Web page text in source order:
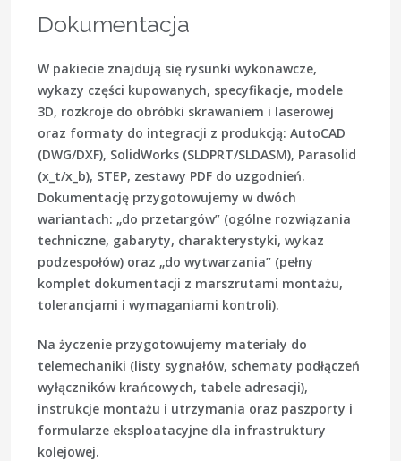
Dokumentacja
W pakiecie znajdują się rysunki wykonawcze,
wykazy części kupowanych, specyfikacje, modele
3D, rozkroje do obróbki skrawaniem i laserowej
oraz formaty do integracji z produkcją: AutoCAD
(DWG/DXF), SolidWorks (SLDPRT/SLDASM), Parasolid
(x_t/x_b), STEP, zestawy PDF do uzgodnień.
Dokumentację przygotowujemy w dwóch
wariantach: „do przetargów” (ogólne rozwiązania
techniczne, gabaryty, charakterystyki, wykaz
podzespołów) oraz „do wytwarzania” (pełny
komplet dokumentacji z marszrutami montażu,
tolerancjami i wymaganiami kontroli).
Na życzenie przygotowujemy materiały do
telemechaniki (listy sygnałów, schematy podłączeń
wyłączników krańcowych, tabele adresacji),
instrukcje montażu i utrzymania oraz paszporty i
formularze eksploatacyjne dla infrastruktury
kolejowej.